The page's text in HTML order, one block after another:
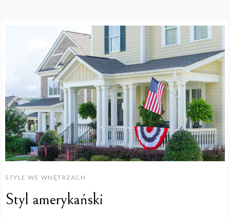
STYLE WE WNĘTRZACH
Styl amerykański